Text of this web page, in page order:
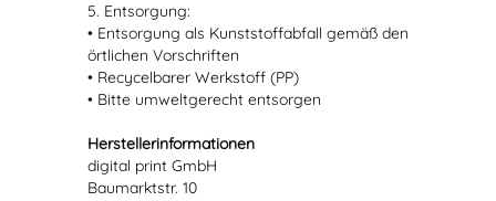
5. Entsorgung:
• Entsorgung als Kunststoffabfall gemäß den
örtlichen Vorschriften
• Recycelbarer Werkstoff (PP)
• Bitte umweltgerecht entsorgen
Herstellerinformationen
digital print GmbH
Baumarktstr. 10